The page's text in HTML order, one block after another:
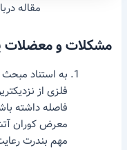
مقاله
مشکلات و معضلات
به استناد
فلزی از
فاصله داشته
معرض کوران
مهم بندرت